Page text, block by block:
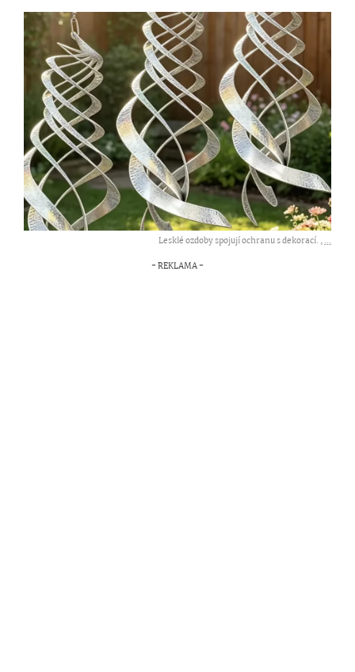
Lesklé ozdoby spojují ochranu s dekorací. ,...